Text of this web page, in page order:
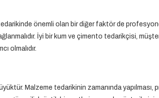
önemli olan bir diğer faktör de
İyi bir kum ve çimento tedarikçisi,
olmalıdır.
Malzeme tedarikinin zamanında